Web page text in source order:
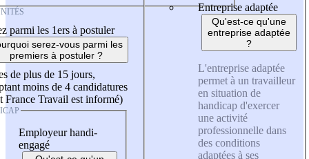
parmi les 1ers à postuler
serez-vous parmi les
premiers à postuler ?
de plus de 15 jours,
moins de 4 candidatures
France Travail est informé)
Employeur handi-
engagé
Entreprise adaptée
Qu'est-ce qu'une
entreprise adaptée
?
L'entreprise adaptée
permet à un travailleur
en situation de
handicap d'exercer
une activité
professionnelle dans
des conditions
adaptées à ses